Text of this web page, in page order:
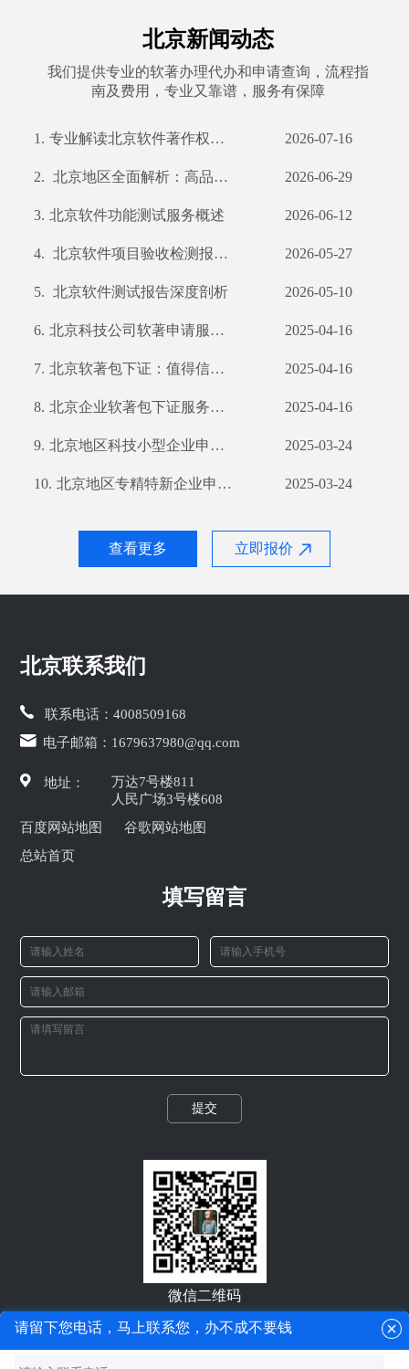
北京新闻动态
我们提供专业的软著办理代办和申请查询，流程指
南及费用，专业又靠谱，服务有保障
查看更多 立即报价
1. 专业解读北京软件著作权申请全攻略 及我公司服务亮点 2026-07-16
2. 北京地区全面解析：高品质产品检测服务引领行业发展 2026-06-29
3. 北京软件功能测试服务概述 2026-06-12
4. 北京软件项目验收检测报告及公司优势分析 2026-05-27
5. 北京软件测试报告深度剖析 2026-05-10
6. 北京科技公司软著申请服务保障：包下证，不过退款 2025-04-16
7. 北京软著包下证：值得信赖的专业服务及退款保障解析 2025-04-16
8. 北京企业软著包下证服务领航者——优质高效退款无忧 2025-04-16
9. 北京地区科技小型企业申请软件著作权要点及流程解析 2025-03-24
10. 北京地区专精特新企业申请软件著作权指南及所需数量解析 2025-03-24
请留下您电话，马上联系您，办不成不要钱
北京联系我们
联系电话：4008509168
电子邮箱： 1679637980@qq.com
地址：
万达7号楼811
人民广场3号楼608
百度网站地图
谷歌网站地图
总站首页
填写留言
提交
微信二维码